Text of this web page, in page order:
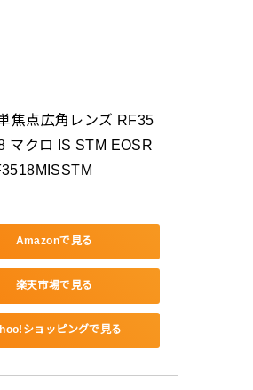
焦点広角レンズ RF35
マクロ IS STM EOSR
Amazonで見る
楽天市場で見る
ショッピングで見る